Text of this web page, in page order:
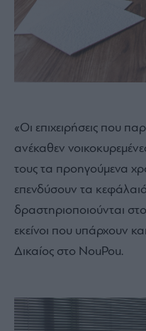
«Οι επιχειρήσεις που
ανέκαθεν
τους τα προηγούμενα
επενδύσουν τα
δραστηριοποιούνται
εκείνοι που υπάρχουν
Δικαίος στο NouPou.